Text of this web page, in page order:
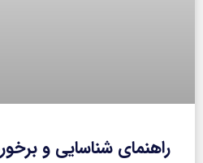
راهنمای شناسایی و